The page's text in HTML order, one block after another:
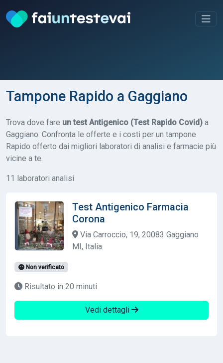
Tampone Rapido a Gaggiano
Trova dove fare un test Antigenico (Test Rapido Covid) a
Gaggiano. Confronta le offerte e i costi per un tampone
Rapido offerto dai migliori laboratori di analisi e farmacie più
vicine a te.
11 laboratori analisi
Test Antigenico Farmacia
Corona
Via Carroccio, 19, 20083 Gaggiano
MI, Italia
Non verificato
Risultato in 20 minuti
Vedi dettagli